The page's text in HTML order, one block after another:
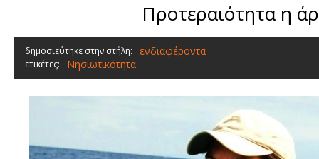
Προτεραιότητα η
δημοσιεύτηκε στην στήλη: ενδιαφέροντα
ετικέτες: Νησιωτικότητα